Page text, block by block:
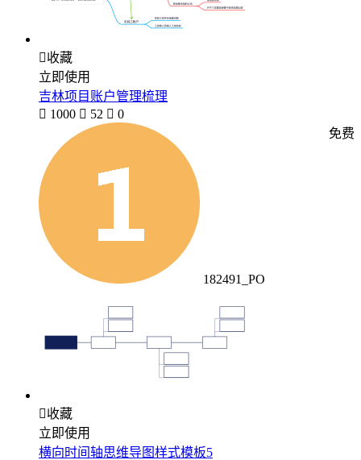
收藏
立即使用
吉林项目账户管理梳理
 1000  52  0
182491_PO
免费
收藏
立即使用
横向时间轴思维导图样式模板5